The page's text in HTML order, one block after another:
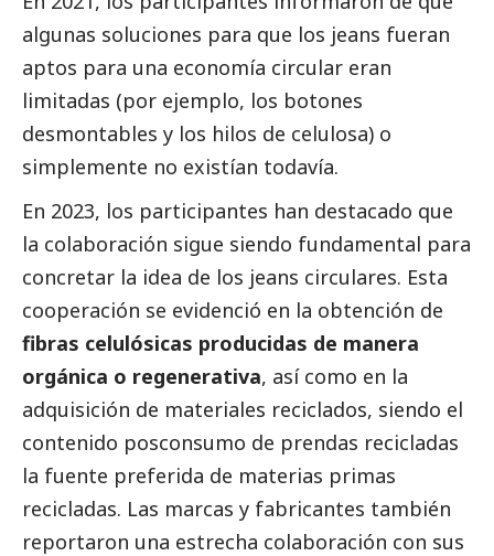
algunas soluciones para que los jeans fueran
aptos para una economía circular eran
limitadas (por ejemplo, los botones
desmontables y los hilos de celulosa) o
simplemente no existían todavía.
En 2023, los participantes han destacado que
la colaboración sigue siendo fundamental para
concretar la idea de los jeans circulares. Esta
cooperación se evidenció en la obtención de
fibras celulósicas producidas de manera
orgánica o regenerativa, así como en la
adquisición de materiales reciclados, siendo el
contenido posconsumo de prendas recicladas
la fuente preferida de materias primas
recicladas. Las marcas y fabricantes también
reportaron una estrecha colaboración con sus